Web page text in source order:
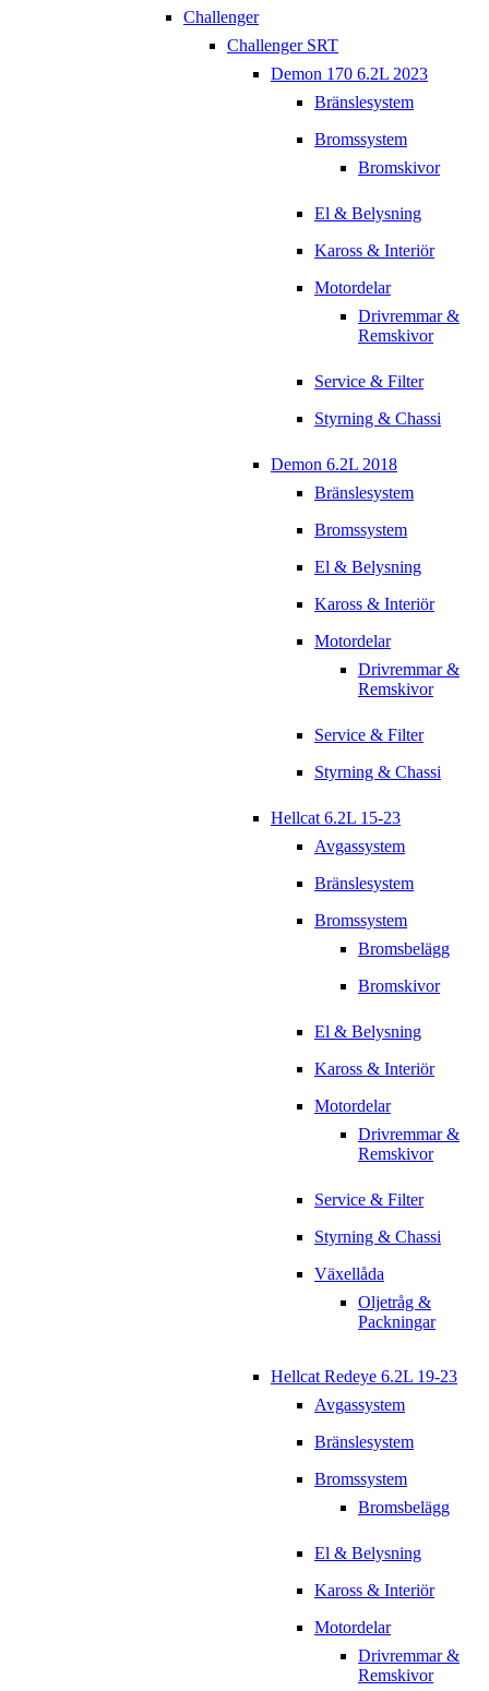
Challenger
Challenger SRT
Demon 170 6.2L 2023
Bränslesystem
Bromssystem
Bromskivor
El & Belysning
Kaross & Interiör
Motordelar
Drivremmar &
Remskivor
Service & Filter
Styrning & Chassi
Demon 6.2L 2018
Bränslesystem
Bromssystem
El & Belysning
Kaross & Interiör
Motordelar
Drivremmar &
Remskivor
Service & Filter
Styrning & Chassi
Hellcat 6.2L 15-23
Avgassystem
Bränslesystem
Bromssystem
Bromsbelägg
Bromskivor
El & Belysning
Kaross & Interiör
Motordelar
Drivremmar &
Remskivor
Service & Filter
Styrning & Chassi
Växellåda
Oljetråg &
Packningar
Hellcat Redeye 6.2L 19-23
Avgassystem
Bränslesystem
Bromssystem
Bromsbelägg
El & Belysning
Kaross & Interiör
Motordelar
Drivremmar &
Remskivor